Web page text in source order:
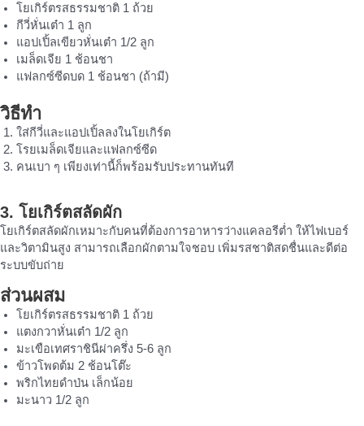
โยเกิร์ตรสธรรมชาติ 1 ถ้วย
กีวี่หั่นเต๋า 1 ลูก
แอปเปิ้ลเขียวหั่นเต๋า 1/2 ลูก
เมล็ดเจีย 1 ช้อนชา
แฟลกซ์ซีดบด 1 ช้อนชา (ถ้ามี)
วิธีทำ
ใส่กีวี่และแอปเปิ้ลลงในโยเกิร์ต
โรยเมล็ดเจียและแฟลกซ์ซีด
คนเบา ๆ เพียงเท่านี้ก็พร้อมรับประทานทันที
3. โยเกิร์ตสลัดผัก
โยเกิร์ตสลัดผักเหมาะกับคนที่ต้องการอาหารว่างแคลอรีต่ำ ให้ไฟเบอร์
และวิตามินสูง สามารถเลือกผักตามใจชอบ เพิ่มรสชาติสดชื่นและดีต่อ
ระบบขับถ่าย
ส่วนผสม
โยเกิร์ตรสธรรมชาติ 1 ถ้วย
แตงกวาหั่นเต๋า 1/2 ลูก
มะเขือเทศราชินีผ่าครึ่ง 5-6 ลูก
ข้าวโพดต้ม 2 ช้อนโต๊ะ
พริกไทยดำป่น เล็กน้อย
มะนาว 1/2 ลูก